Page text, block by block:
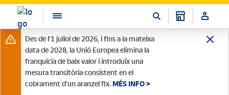
Des de l’1 juliol de 2026, i fins a la mateixa
data de 2028, la Unió Europea elimina la
franquícia de baix valor i introduïx una
mesura transitòria consistent en el
cobrament d’un aranzel fix. MÉS INFO >